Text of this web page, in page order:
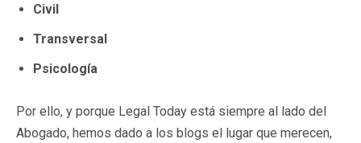
Civil
Transversal
Psicología
Por ello, y porque Legal Today está siempre al lado del
Abogado, hemos dado a los blogs el lugar que merecen,